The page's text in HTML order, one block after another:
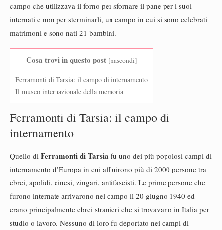
campo che utilizzava il forno per sfornare il pane per i suoi
internati e non per sterminarli, un campo in cui si sono celebrati
matrimoni e sono nati 21 bambini.
Cosa trovi in questo post [nascondi]
Ferramonti di Tarsia: il campo di internamento
Il museo internazionale della memoria
Ferramonti di Tarsia: il campo di
internamento
Quello di Ferramonti di Tarsia fu uno dei più popolosi campi di
internamento d’Europa in cui affluirono più di 2000 persone tra
ebrei, apolidi, cinesi, zingari, antifascisti. Le prime persone che
furono internate arrivarono nel campo il 20 giugno 1940 ed
erano principalmente ebrei stranieri che si trovavano in Italia per
studio o lavoro. Nessuno di loro fu deportato nei campi di